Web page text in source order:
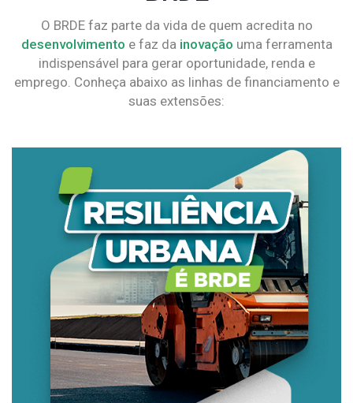
O BRDE faz parte da vida de quem acredita no
desenvolvimento e faz da inovação uma ferramenta
indispensável para gerar oportunidade, renda e
emprego. Conheça abaixo as linhas de financiamento e
suas extensões: